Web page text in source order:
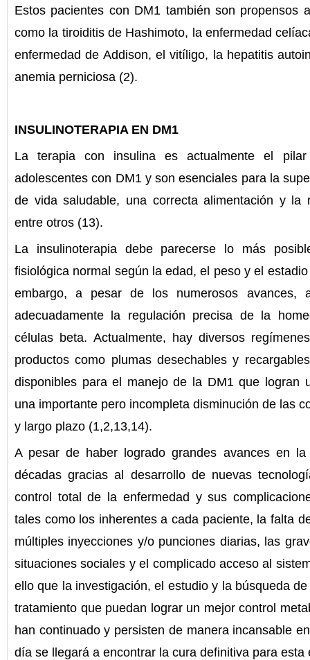
Estos pacientes con DM1 también son propensos
como la tiroiditis de Hashimoto, la enfermedad
enfermedad de Addison, el vitíligo, la hepatitis
anemia perniciosa (2).
INSULINOTERAPIA EN DM1
La terapia con insulina es actualmente el
adolescentes con DM1 y son esenciales para la
de vida saludable, una correcta alimentación y la
entre otros (13).
La insulinoterapia debe parecerse lo más
fisiológica normal según la edad, el peso y el
embargo, a pesar de los numerosos
adecuadamente la regulación precisa de la
células beta. Actualmente, hay diversos
productos como plumas desechables y
disponibles para el manejo de la DM1 que logran
una importante pero incompleta disminución de las
y largo plazo (1,2,13,14).
A pesar de haber logrado grandes avances en
décadas gracias al desarrollo de nuevas
control total de la enfermedad y sus
tales como los inherentes a cada paciente, la falta
múltiples inyecciones y/o punciones diarias, las
situaciones sociales y el complicado acceso al
ello que la investigación, el estudio y la búsqueda
tratamiento que puedan lograr un mejor control
han continuado y persisten de manera incansable
día se llegará a encontrar la cura definitiva para esta